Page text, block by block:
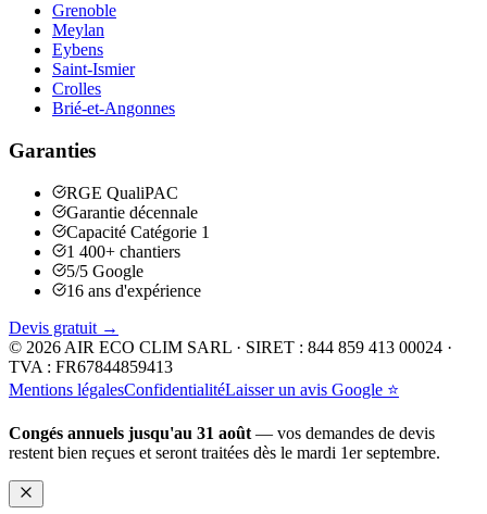
Grenoble
Meylan
Eybens
Saint-Ismier
Crolles
Brié-et-Angonnes
Garanties
RGE QualiPAC
Garantie décennale
Capacité Catégorie 1
1 400+ chantiers
5/5 Google
16 ans d'expérience
Devis gratuit →
© 2026 AIR ECO CLIM SARL · SIRET : 844 859 413 00024 ·
TVA : FR67844859413
Mentions légalesConfidentialitéLaisser un avis Google ⭐
Congés annuels jusqu'au 31 août — vos demandes de devis
restent bien reçues et seront traitées dès le mardi 1er septembre.